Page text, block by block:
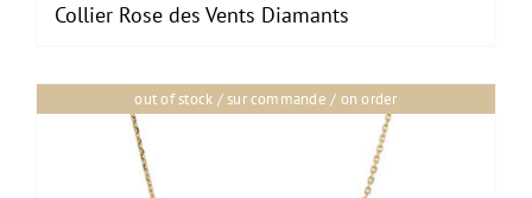
Collier Rose des Vents Diamants
out of stock / sur commande / on order